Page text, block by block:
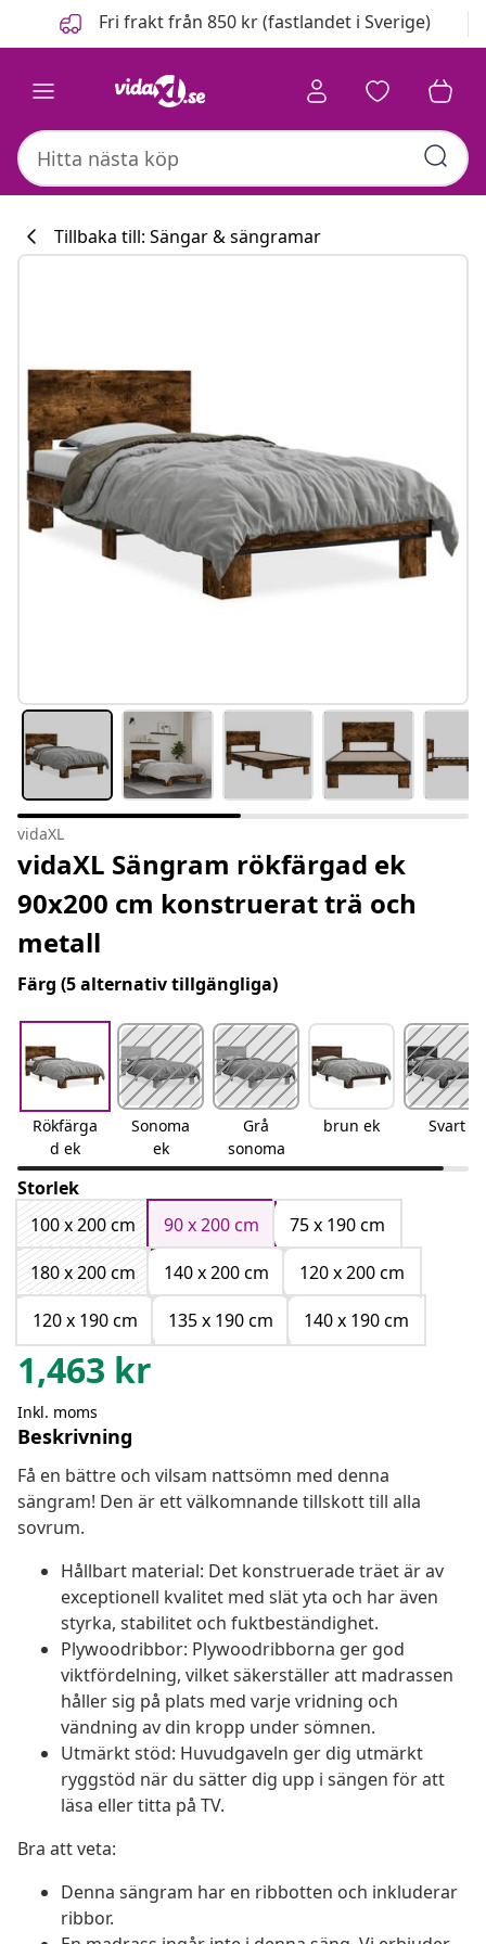
FöregåendeFri frakt från 850 kr (fastlandet i Sverige)
Tillbaka till: Sängar & sängramar
vidaXL
vidaXL Sängram rökfärgad ek
90x200 cm konstruerat trä och
metall
Färg (5 alternativ tillgängliga)
Rökfärga
d ek
Sonoma
ek
Grå
sonoma
brun ek Svart
Storlek
100 x 200 cm
90 x 200 cm
75 x 190 cm
180 x 200 cm
140 x 200 cm
120 x 200 cm
120 x 190 cm
135 x 190 cm 140 x 190 cm
1,463 kr
Inkl. moms
Beskrivning
Få en bättre och vilsam nattsömn med denna
sängram! Den är ett välkomnande tillskott till alla
sovrum.
Hållbart material: Det konstruerade träet är av
exceptionell kvalitet med slät yta och har även
styrka, stabilitet och fuktbeständighet.
Plywoodribbor: Plywoodribborna ger god
viktfördelning, vilket säkerställer att madrassen
håller sig på plats med varje vridning och
vändning av din kropp under sömnen.
Utmärkt stöd: Huvudgaveln ger dig utmärkt
ryggstöd när du sätter dig upp i sängen för att
läsa eller titta på TV.
Bra att veta:
Denna sängram har en ribbotten och inkluderar
ribbor.